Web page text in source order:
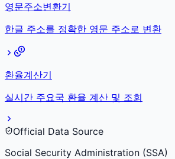
영문주소변환기
한글 주소를 정확한 영문 주소로 변환
환율계산기
실시간 주요국 환율 계산 및 조회
Official Data Source
Social Security Administration (SSA)